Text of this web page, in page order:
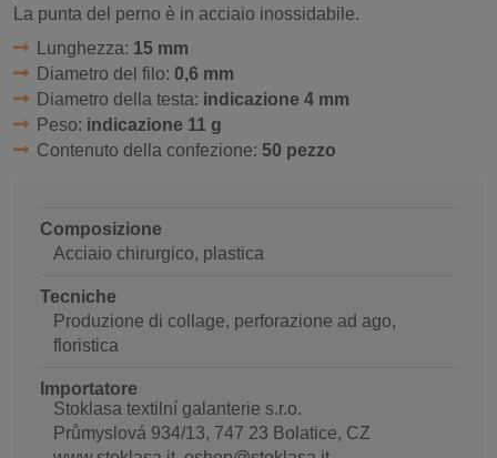
La punta del perno è in acciaio inossidabile.
Lunghezza: 15 mm
Diametro del filo: 0,6 mm
Diametro della testa: indicazione 4 mm
Peso: indicazione 11 g
Contenuto della confezione: 50 pezzo
Composizione
Acciaio chirurgico, plastica
Tecniche
Produzione di collage, perforazione ad ago,
floristica
Importatore
Stoklasa textilní galanterie s.r.o.
Průmyslová 934/13, 747 23 Bolatice, CZ